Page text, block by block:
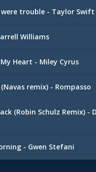
were trouble - Taylor Swift
Williams
Heart - Miley Cyrus
remix) - Rompasso
(Robin Schulz Remix) -
- Gwen Stefani